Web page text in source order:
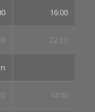
16:00
22:30
14:00